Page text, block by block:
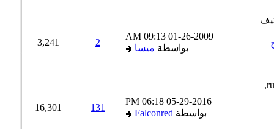
01-26-2009
09:13 AM
بواسطةميسا
3,241
05-29-2016
06:18 PM
بواسطةFalconred
131
16,301